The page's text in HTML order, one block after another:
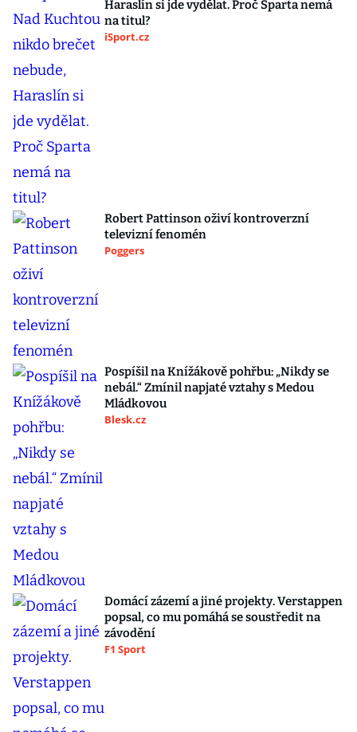
Haraslín si jde vydělat. Proč Sparta nemá
na titul?
iSport.cz
Robert Pattinson oživí kontroverzní
televizní fenomén
Poggers
Pospíšil na Knížákově pohřbu: „Nikdy se
nebál.“ Zmínil napjaté vztahy s Medou
Mládkovou
Blesk.cz
Domácí zázemí a jiné projekty. Verstappen
popsal, co mu pomáhá se soustředit na
závodění
F1 Sport